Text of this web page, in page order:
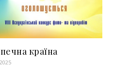
країна